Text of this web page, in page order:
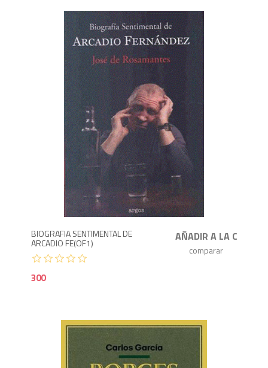
BIOGRAFIA SENTIMENTAL DE
ARCADIO FE(OF1)
300